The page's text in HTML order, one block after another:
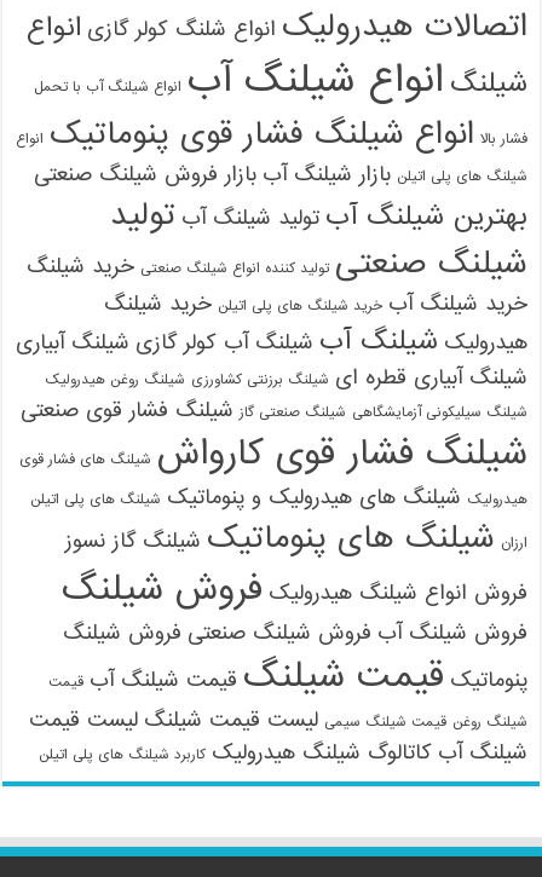
اتصالات هیدرولیک انواع شلنگ کولر گازی انواع
شیلنگ انواع شیلنگ آب انواع شیلنگ آب با تحمل
فشار بالا انواع شیلنگ فشار قوی پنوماتیک انواع
شیلنگ های پلی اتیلن بازار شیلنگ آب بازار فروش شیلنگ صنعتی
بهترین شیلنگ آب تولید شیلنگ آب تولید
شیلنگ صنعتی تولید کننده انواع شیلنگ صنعتی خرید شیلنگ
خرید شیلنگ آب خرید شیلنگ های پلی اتیلن خرید شیلنگ
هیدرولیک شیلنگ آب شیلنگ آب کولر گازی شیلنگ آبیاری
شیلنگ آبیاری قطره ای شیلنگ برزنتی کشاورزی شیلنگ روغن هیدرولیک
شیلنگ سیلیکونی آزمایشگاهی شیلنگ صنعتی گاز شیلنگ فشار قوی صنعتی
شیلنگ فشار قوی کارواش شیلنگ های فشار قوی
هیدرولیک شیلنگ های هیدرولیک و پنوماتیک شیلنگ های پلی اتیلن
ارزان شیلنگ های پنوماتیک شیلنگ گاز نسوز
فروش انواع شیلنگ هیدرولیک فروش شیلنگ
فروش شیلنگ آب فروش شیلنگ صنعتی فروش شیلنگ
پنوماتیک قیمت شیلنگ قیمت شیلنگ آب قیمت
شیلنگ روغن قیمت شیلنگ سیمی لیست قیمت شیلنگ لیست قیمت
شیلنگ آب کاتالوگ شیلنگ هیدرولیک کاربرد شیلنگ های پلی اتیلن
09121161360